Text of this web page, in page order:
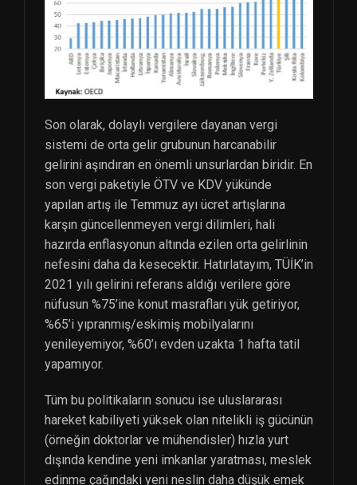
Son olarak, dolaylı vergilere dayanan vergi
sistemi de orta gelir grubunun harcanabilir
gelirini aşındıran en önemli unsurlardan biridir. En
son vergi paketiyle ÖTV ve KDV yükünde
yapılan artış ile Temmuz ayı ücret artışlarına
karşın güncellenmeyen vergi dilimleri, hali
hazırda enflasyonun altında ezilen orta gelirlinin
nefesini daha da kesecektir. Hatırlatayım, TÜİK’in
2021 yılı gelirini referans aldığı verilere göre
nüfusun %75’ine konut masrafları yük getiriyor,
%65’i yıpranmış/eskimiş mobilyalarını
yenileyemiyor, %60’ı evden uzakta 1 hafta tatil
yapamıyor.
Tüm bu politikaların sonucu ise uluslararası
hareket kabiliyeti yüksek olan nitelikli iş gücünün
(örneğin doktorlar ve mühendisler) hızla yurt
dışında kendine yeni imkanlar yaratması, meslek
edinme çağındaki yeni neslin daha düşük emek